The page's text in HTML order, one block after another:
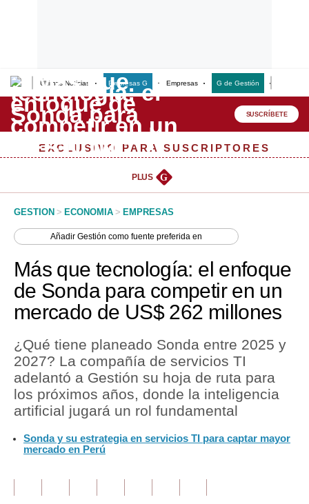
Últimas Noticias Empresas G Empresas G de Gestión
Lo último
Peru Quiosco
Management & Empleo
Perú
Política
Finanzas Personales
Inmobiliarias
Plus G
Opinión
SUSCRÍBETE
EXCLUSIVO PARA SUSCRIPTORES
PLUS G
GESTION > ECONOMIA > EMPRESAS
AñadirGestión como fuente preferida en
Más que tecnología: el enfoque
de Sonda para competir en un
mercado de US$ 262 millones
¿Qué tiene planeado Sonda entre 2025 y
2027? La compañía de servicios TI
adelantó a Gestión su hoja de ruta para
los próximos años, donde la inteligencia
artificial jugará un rol fundamental
Sonda y su estrategia en servicios TI para captar mayor
mercado en Perú